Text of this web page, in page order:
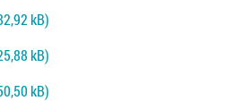
kB)
kB)
kB)